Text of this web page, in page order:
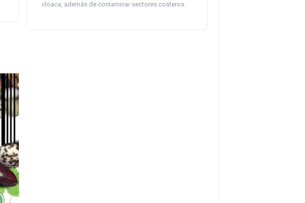
cloaca, además de contaminar sectores costeros.